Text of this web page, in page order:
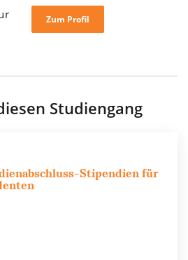
Zum Profil
Studiengang
Stipendien für